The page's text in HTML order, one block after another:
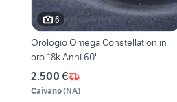
6
Orologio Omega Constellation in
oro 18k Anni 60'
2.500 €
Caivano(NA)